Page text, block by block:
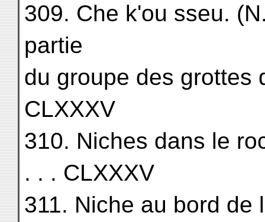
309. Che k'ou sseu.
partie
du groupe des grottes
CLXXXV
310. Niches dans le
. . . CLXXXV
311. Niche au bord de